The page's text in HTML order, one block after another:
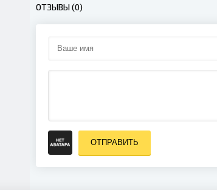
ОТЗЫВЫ (0)
ОТПРАВИТЬ